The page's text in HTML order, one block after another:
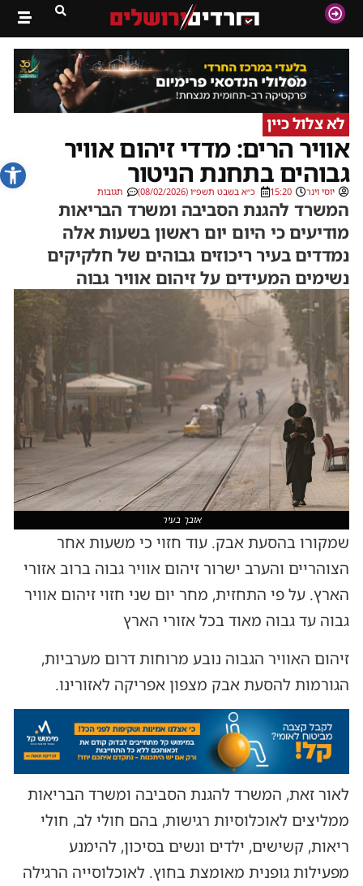
פתח
לא צלול כיין
אוויר הרים: מדדי זיהום אוויר
גבוהים בתחנת הניטור
יוסי וינר 15:20 כ״א בשבט תשפ״ו (08/02/2026) תגובות
המשרד להגנת הסביבה ומשרד הבריאות
מודיעים כי היום יום ראשון בשעות אלה
נמדדים בעיר ריכוזים גבוהים של חלקיקים
נשימים המעידים על זיהום אוויר גבוה
אובך בעיר
שמקורו בהסעת אבק. עוד חזוי כי משעות אחר
הצוהריים והערב ישרור זיהום אוויר גבוה ברוב אזורי
הארץ. על פי התחזית, מחר יום שני חזוי זיהום אוויר
גבוה עד גבוה מאוד בכל אזורי הארץ
זיהום האוויר הגבוה נובע מרוחות דרום מערביות,
הגורמות להסעת אבק מצפון אפריקה לאזורינו.
לאור זאת, המשרד להגנת הסביבה ומשרד הבריאות
ממליצים לאוכלוסיות רגישות, בהם חולי לב, חולי
ריאות, קשישים, ילדים ונשים בסיכון, להימנע
מפעילות גופנית מאומצת בחוץ. לאוכלוסייה הרגילה